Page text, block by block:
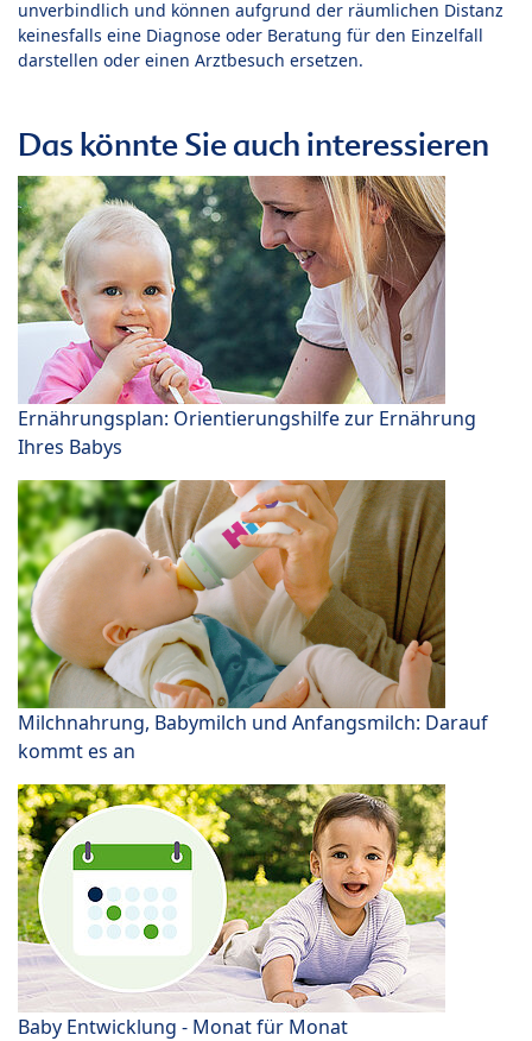
unverbindlich und können aufgrund der räumlichen Distanz
keinesfalls eine Diagnose oder Beratung für den Einzelfall
darstellen oder einen Arztbesuch ersetzen.
Das könnte Sie auch interessieren
Ernährungsplan: Orientierungshilfe zur Ernährung
Ihres Babys
Milchnahrung, Babymilch und Anfangsmilch: Darauf
kommt es an
Baby Entwicklung - Monat für Monat